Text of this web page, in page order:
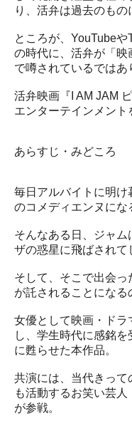
り、活弁は過去のもの
ところが、YouTubeや
の時代に、活弁が「映
で噂されているではあ
活弁映画『I AM JAM
エンターテインメント
あらすじ・みどころ
毎日アルバイトに明け
のコメディエンヌにな
そんなある日、ジャ
ザの惑星に飛ばされて
そして、そこで出会
が託されることになる
女優として映画・ド
し、学生時代に感銘
に甦らせた本作品。
共演には、当代きって
も活動するお笑い芸人
が参戦。